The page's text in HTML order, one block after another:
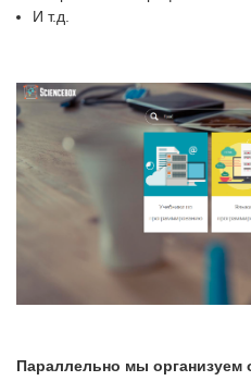
И т.д.
Параллельно мы организуем